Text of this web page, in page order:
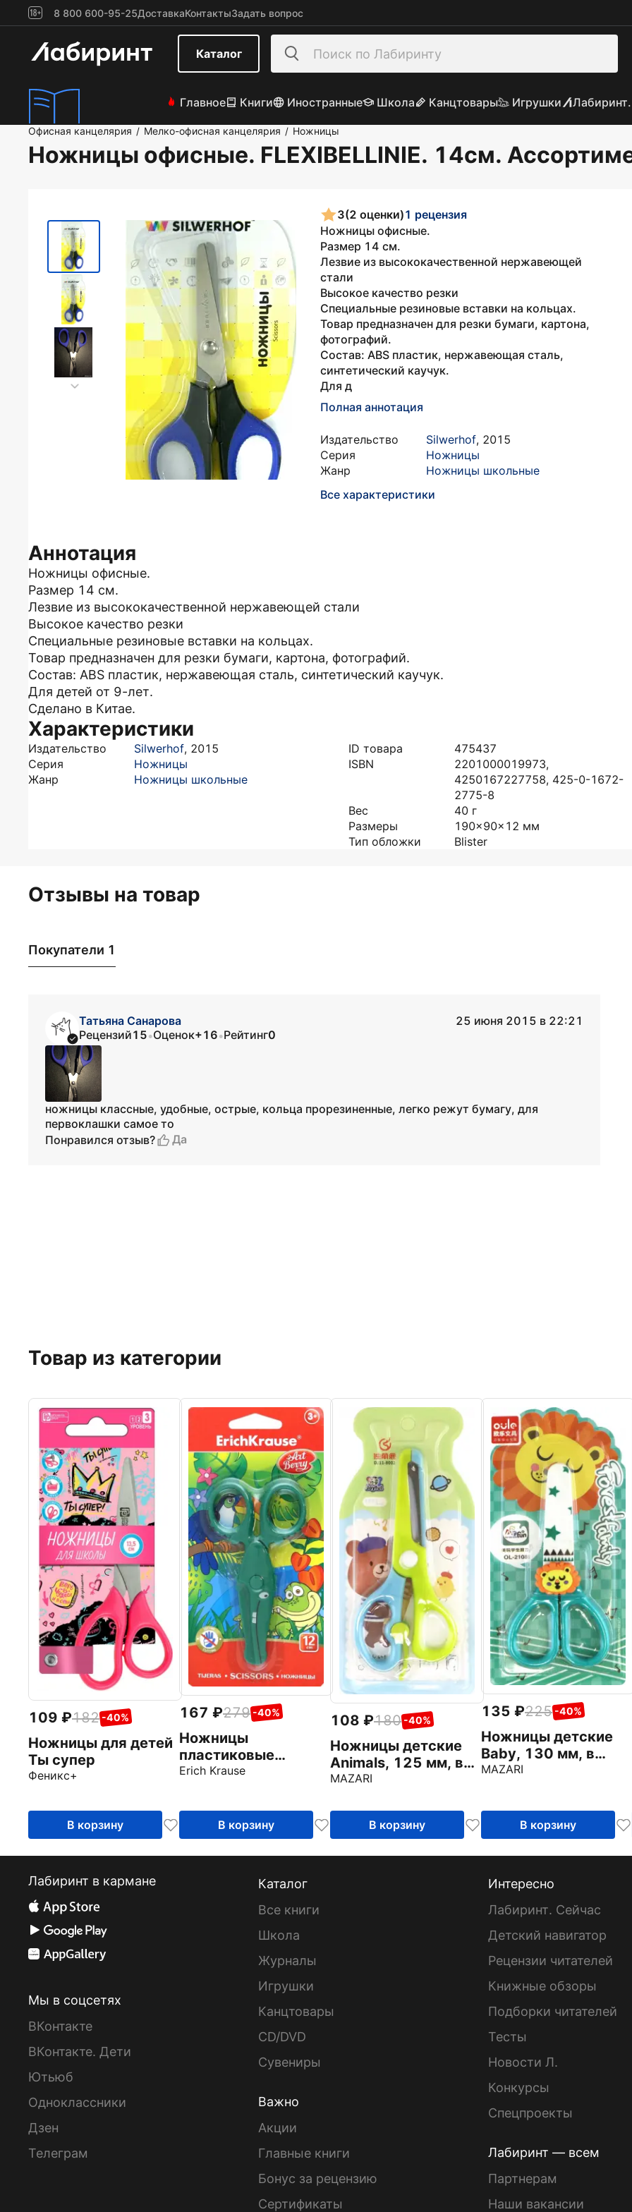
8 800 600-95-25ДоставкаКонтактыЗадать вопрос
Каталог
Главное Книги Иностранные Школа Канцтовары Игрушки
Офисная канцелярия / Мелко-офисная канцелярия / Ножницы
Ножницы офисные. FLEXIBELLINIE. 14см.
3(2 оценки)1 рецензия
Ножницы офисные.
Размер 14 см.
Лезвие из высококачественной нержавеющей
стали
Высокое качество резки
Специальные резиновые вставки на кольцах.
Товар предназначен для резки бумаги, картона,
фотографий.
Состав: ABS пластик, нержавеющая сталь,
синтетический каучук.
Для д
Полная аннотация
Издательство Silwerhof, 2015
Серия
Ножницы
Жанр
Ножницы школьные
Все характеристики
Аннотация
Ножницы офисные.
Размер 14 см.
Лезвие из высококачественной нержавеющей стали
Высокое качество резки
Специальные резиновые вставки на кольцах.
Товар предназначен для резки бумаги, картона, фотографий.
Состав: ABS пластик, нержавеющая сталь, синтетический каучук.
Для детей от 9-лет.
Сделано в Китае.
Характеристики
Издательство Silwerhof, 2015
Серия
Ножницы
Жанр
Ножницы школьные
ID товара
475437
ISBN
2201000019973,
4250167227758, 425-0-1672-
2775-8
Вес
40 г
Размеры
190x90x12 мм
Тип обложки
Blister
Отзывы на товар
Покупатели 1
Татьяна Санарова
25 июня 2015 в 22:21
Рецензий15•Оценок+16•Рейтинг0
ножницы классные, удобные, острые, кольца прорезиненные, легко режут бумагу, для
первоклашки самое то
Понравился отзыв?
Да
Товар из категории
109 182 -40%
Ножницы для детей
Ты супер
Феникс+
В корзину
167 279 -40%
Ножницы
пластиковые
Artberry Wild friends,
Erich Krause
В корзину
108 180 -40%
Ножницы детские
Animals, 125 мм, в
ассортименте
MAZARI
В корзину
135 225 -40%
Ножницы детские
Baby, 130 мм, в
ассортименте
MAZARI
В корзину
Лабиринт в кармане
Мы в соцсетях
ВКонтакте
ВКонтакте. Дети
Ютьюб
Одноклассники
Дзен
Телеграм
Каталог
Все книги
Школа
Журналы
Игрушки
Канцтовары
CD/DVD
Сувениры
Важно
Акции
Главные книги
Бонус за рецензию
Сертификаты
Интересно
Лабиринт. Сейчас
Детский навигатор
Рецензии читателей
Книжные обзоры
Подборки читателей
Тесты
Новости Л.
Конкурсы
Спецпроекты
Лабиринт — всем
Партнерам
Наши вакансии